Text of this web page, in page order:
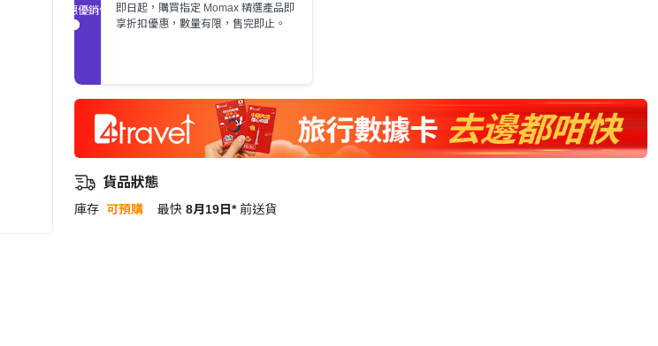
促銷優惠
即日起，購買指定 Momax 精選產品即
享折扣優惠，數量有限，售完即止。
貨品狀態
庫存 可預購 最快 8月19日* 前送貨